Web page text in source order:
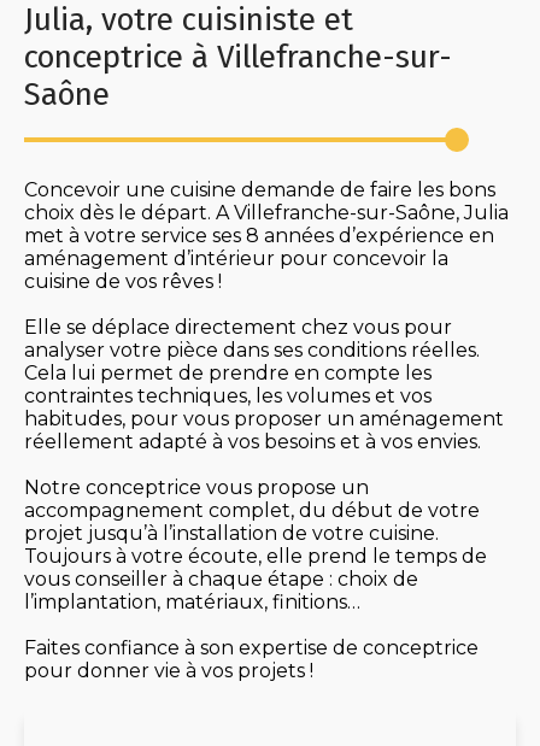
Julia, votre cuisiniste et
conceptrice à Villefranche-sur-
Saône
Concevoir une cuisine demande de faire les bons
choix dès le départ. A Villefranche-sur-Saône, Julia
met à votre service ses 8 années d’expérience en
aménagement d’intérieur pour concevoir la
cuisine de vos rêves !
Elle se déplace directement chez vous pour
analyser votre pièce dans ses conditions réelles.
Cela lui permet de prendre en compte les
contraintes techniques, les volumes et vos
habitudes, pour vous proposer un aménagement
réellement adapté à vos besoins et à vos envies.
Notre conceptrice vous propose un
accompagnement complet, du début de votre
projet jusqu’à l’installation de votre cuisine.
Toujours à votre écoute, elle prend le temps de
vous conseiller à chaque étape : choix de
l’implantation, matériaux, finitions…
Faites confiance à son expertise de conceptrice
pour donner vie à vos projets !